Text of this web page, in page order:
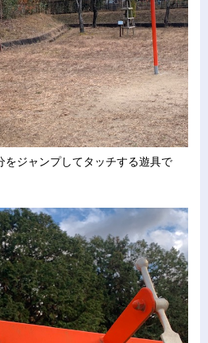
をジャンプしてタッチする遊具で